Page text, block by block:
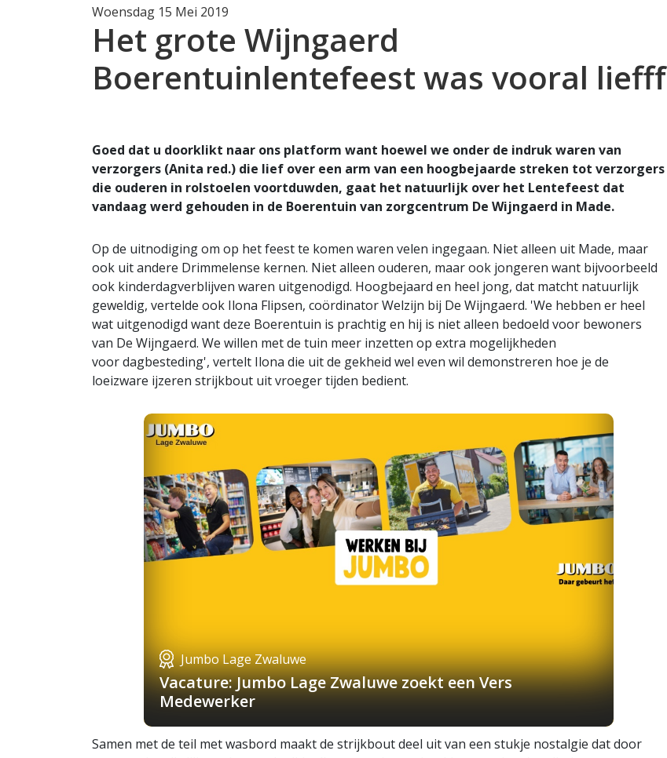
Woensdag 15 Mei 2019
Het grote Wijngaerd
Boerentuinlentefeest was vooral liefff
Goed dat u doorklikt naar ons platform want hoewel we onder de indruk waren van
verzorgers (Anita red.) die lief over een arm van een hoogbejaarde streken tot verzorgers
die ouderen in rolstoelen voortduwden, gaat het natuurlijk over het Lentefeest dat
vandaag werd gehouden in de Boerentuin van zorgcentrum De Wijngaerd in Made.
Op de uitnodiging om op het feest te komen waren velen ingegaan. Niet alleen uit Made, maar
ook uit andere Drimmelense kernen. Niet alleen ouderen, maar ook jongeren want bijvoorbeeld
ook kinderdagverblijven waren uitgenodigd. Hoogbejaard en heel jong, dat matcht natuurlijk
geweldig, vertelde ook Ilona Flipsen, coördinator Welzijn bij De Wijngaerd. 'We hebben er heel
wat uitgenodigd want deze Boerentuin is prachtig en hij is niet alleen bedoeld voor bewoners
van De Wijngaerd. We willen met de tuin meer inzetten op extra mogelijkheden
voor dagbesteding', vertelt Ilona die uit de gekheid wel even wil demonstreren hoe je de
loeizware ijzeren strijkbout uit vroeger tijden bedient.
Jumbo Lage Zwaluwe
Vacature: Jumbo Lage Zwaluwe zoekt een Vers
Medewerker
Samen met de teil met wasbord maakt de strijkbout deel uit van een stukje nostalgie dat door